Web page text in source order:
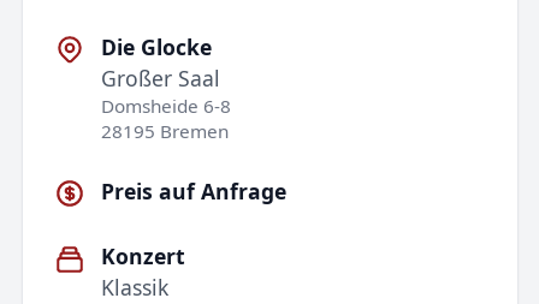
Die Glocke
Großer Saal
Domsheide 6-8
28195 Bremen
Preis auf Anfrage
Konzert
Klassik